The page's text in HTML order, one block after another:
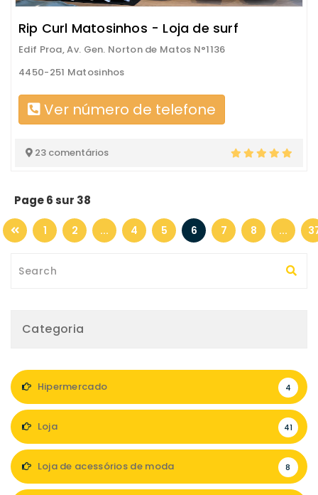
Rip Curl Matosinhos - Loja de surf
Edif Proa, Av. Gen. Norton de Matos N°1136
4450-251 Matosinhos
Ver número de telefone
23 comentários
Page 6 sur 38
1 2 ... 4 5 6 7 8 ...
Categoria
Hipermercado 4
Loja 41
Loja de acessórios de moda 8